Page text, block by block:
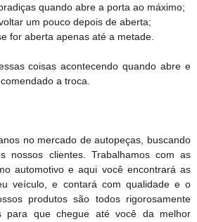
quando abre a porta ao máximo;
um pouco depois de aberta;
for aberta apenas até a metade.
coisas acontecendo quando abre e
a troca.
no mercado de autopeças, buscando
nossos clientes. Trabalhamos com as
automotivo e aqui você encontrará as
veículo, e contará com qualidade e o
produtos são todos rigorosamente
para que chegue até você da melhor